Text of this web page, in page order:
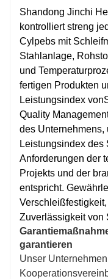
Shandong Jinchi
kontrolliert streng
Cylpebs mit
Stahlanlage,
und
fertigen Produkten
Leistungsindex von
Quality
des Unternehmens,
Leistungsindex
Anforderungen der
Projekts und der
entspricht.
Zuverlässigkeit von
garantieren
Unser